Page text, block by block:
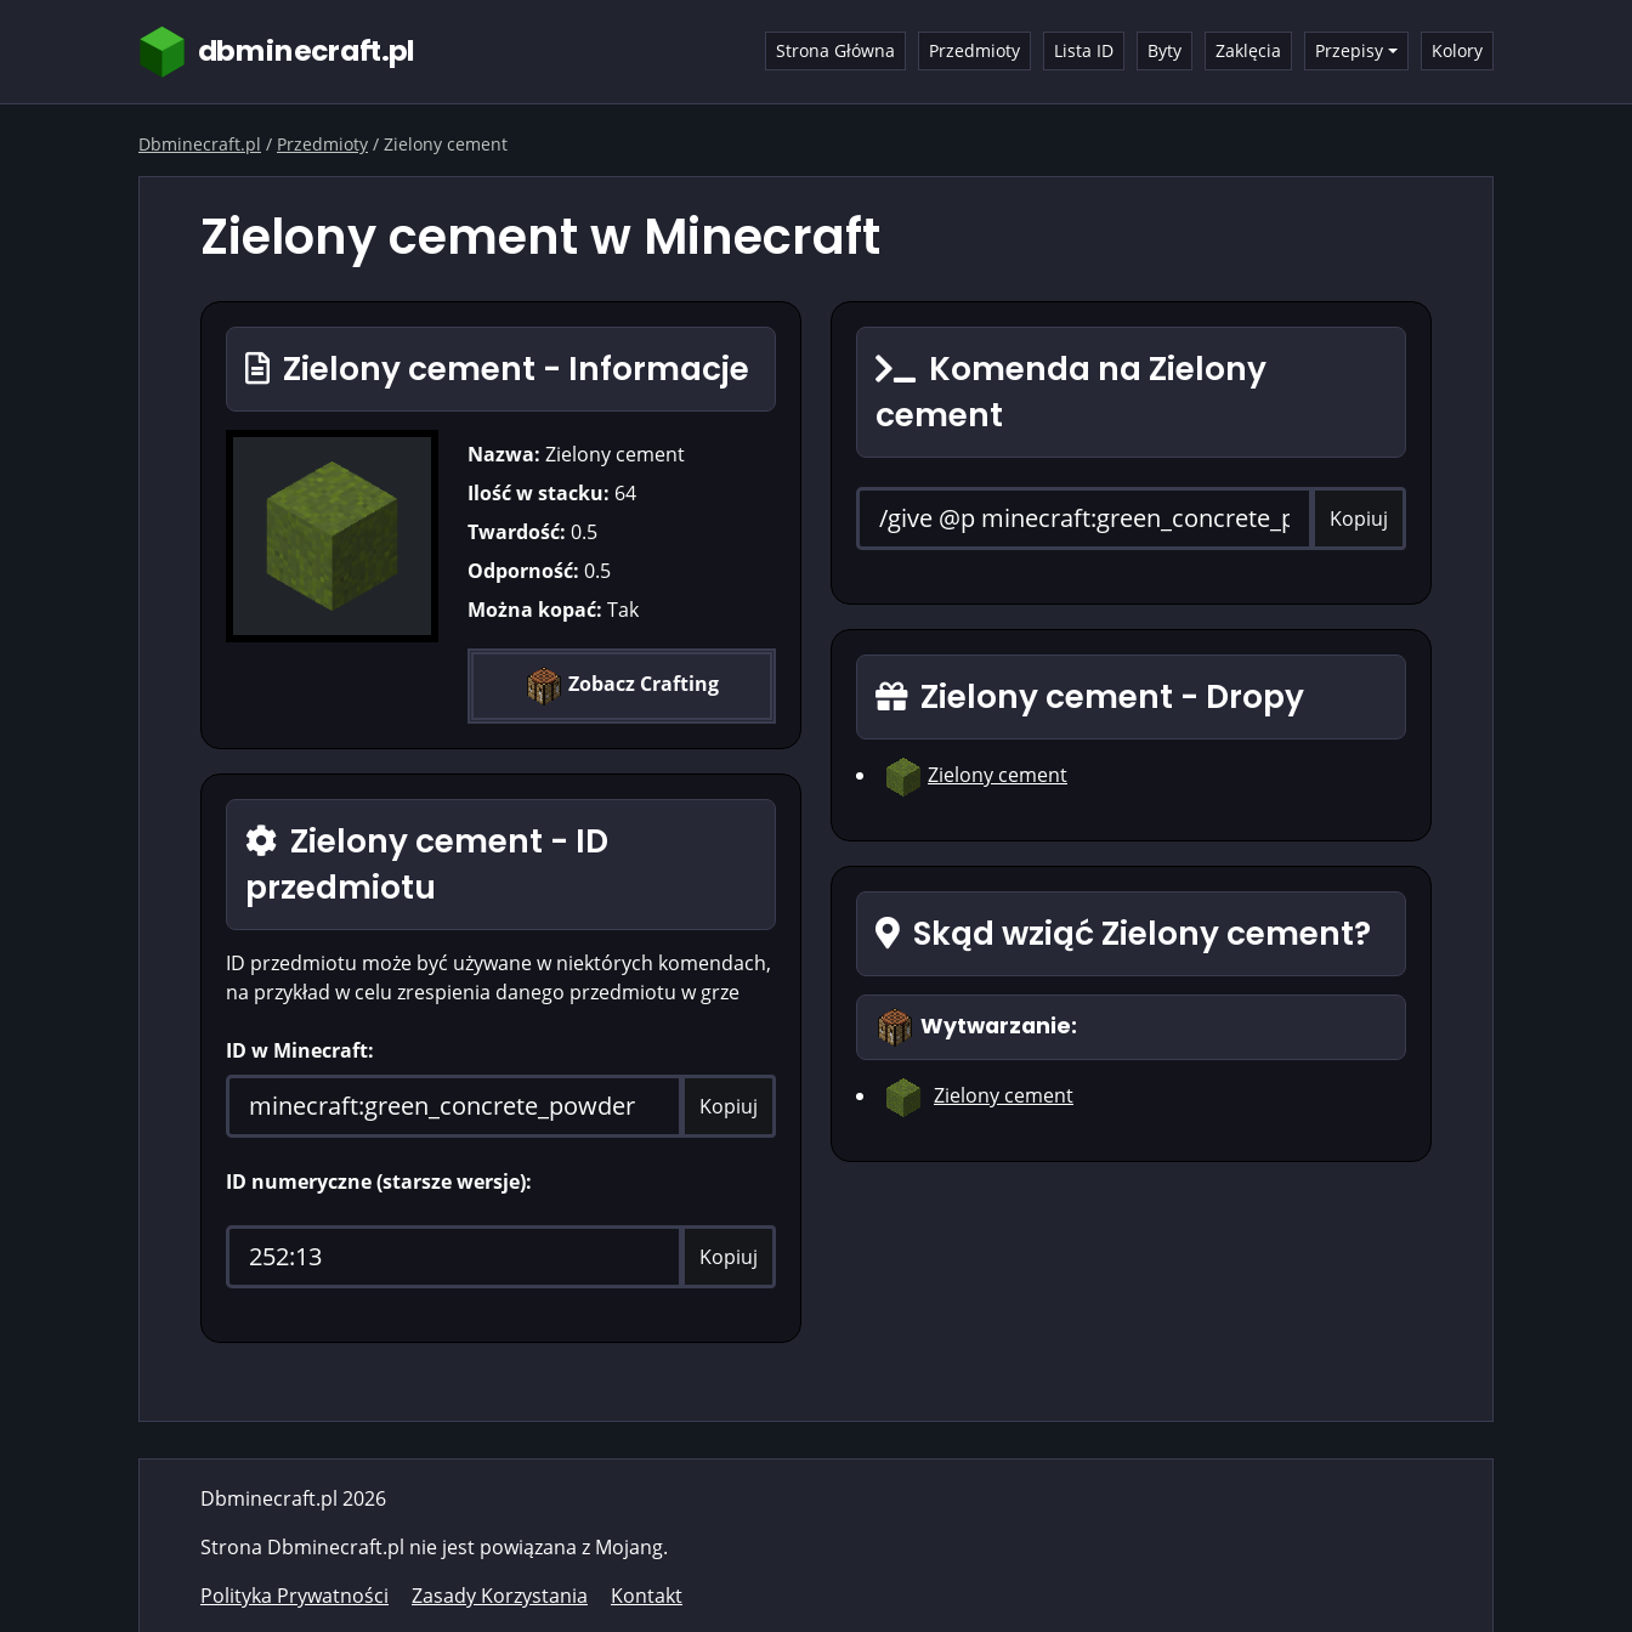
dbminecraft.pl Strona Główna Przedmioty Lista ID Byty Zaklęcia Przepisy Kolory
Dbminecraft.pl / Przedmioty / Zielony cement
Zielony cement w Minecraft
Zielony cement - Informacje
Nazwa: Zielony cement
Ilość w stacku: 64
Twardość: 0.5
Odporność: 0.5
Można kopać: Tak
Zobacz Crafting
Zielony cement - ID
przedmiotu
ID przedmiotu może być używane w niektórych komendach,
na przykład w celu zrespienia danego przedmiotu w grze
ID w Minecraft:
Kopiuj
ID numeryczne (starsze wersje):
Kopiuj
Komenda na Zielony
cement
Kopiuj
Zielony cement - Dropy
Zielony cement
Skąd wziąć Zielony cement?
Wytwarzanie:
Zielony cement
Dbminecraft.pl 2026
Strona Dbminecraft.pl nie jest powiązana z Mojang.
Polityka Prywatności
Zasady Korzystania Kontakt